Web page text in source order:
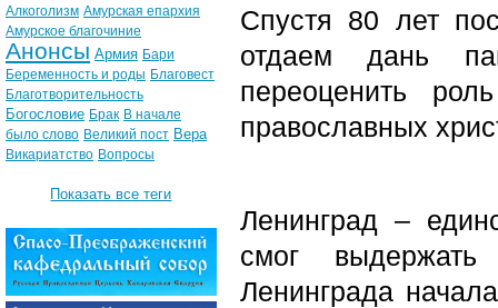
Спустя 80 лет
отдаем дань
переоценить
православных
Ленинград –
смог
Ленинграда
Алкоголизм Амурская епархия
Амурское благочиние
Анонсы Армия Бари
Беременность и роды Благовест
Благотворительность
Богословие Брак В начале
было слово Великий пост Вера
Викариатство Вопросы
Показать все теги